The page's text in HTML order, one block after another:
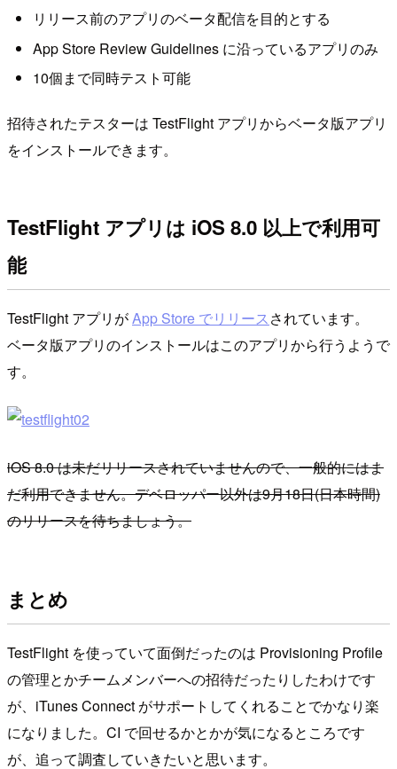
リリース前のアプリのベータ配信を目的とする
App Store Review Guidelines に沿っているアプリのみ
10個まで同時テスト可能
招待されたテスターは TestFlight アプリからベータ版アプリ
をインストールできます。
TestFlight アプリは iOS 8.0 以上で利用可
能
TestFlight アプリがApp Store でリリースされています。
ベータ版アプリのインストールはこのアプリから行うようで
す。
iOS 8.0 は未だリリースされていませんので、一般的にはま
だ利用できません。デベロッパー以外は9月18日(日本時間)
のリリースを待ちましょう。
まとめ
TestFlight を使っていて面倒だったのは Provisioning Profile
の管理とかチームメンバーへの招待だったりしたわけです
が、iTunes Connect がサポートしてくれることでかなり楽
になりました。CI で回せるかとかが気になるところです
が、追って調査していきたいと思います。